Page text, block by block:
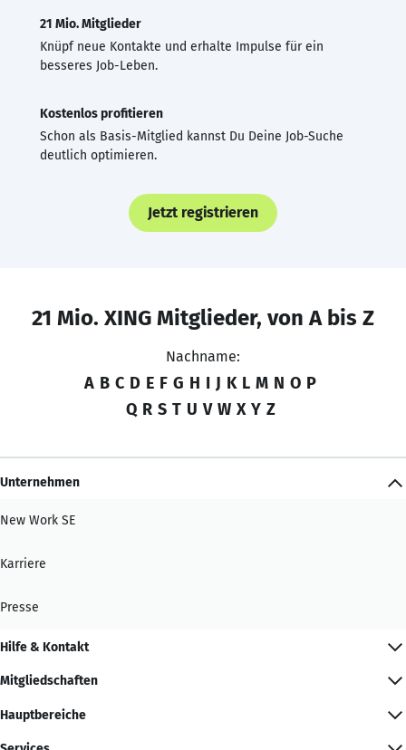
21 Mio. Mitglieder
Knüpf neue Kontakte und erhalte Impulse für ein
besseres Job-Leben.
Kostenlos profitieren
Schon als Basis-Mitglied kannst Du Deine Job-Suche
deutlich optimieren.
Jetzt registrieren
21 Mio. XING Mitglieder, von A bis Z
Nachname:
A B C D E F G H I J K L M N O P
Q R S T U V W X Y Z
Unternehmen
New Work SE
Karriere
Presse
Hilfe & Kontakt
Mitgliedschaften
Hauptbereiche